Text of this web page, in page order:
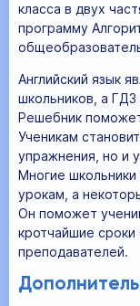
класса в двух
программу
Английский язык
школьников, а
Решебник
Ученикам
упражнения, но и
Многие
урокам, а
Он поможет
кротчайшие
преподавателей.